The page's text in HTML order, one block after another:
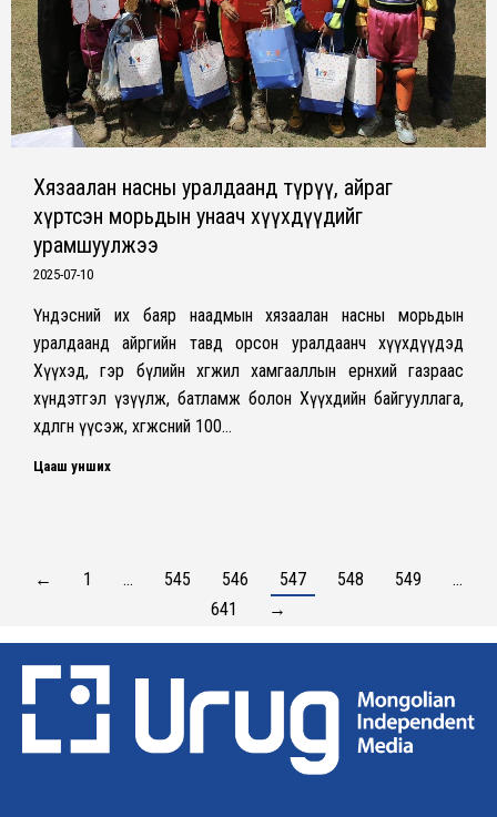
Хязаалан насны уралдаанд түрүү, айраг
хүртсэн морьдын унаач хүүхдүүдийг
урамшуулжээ
2025-07-10
Үндэсний их баяр наадмын хязаалан насны морьдын
уралдаанд айргийн тавд орсон уралдаанч хүүхдүүдэд
Хүүхэд, гэр бүлийн хөгжил хамгааллын ерөнхий газраас
хүндэтгэл үзүүлж, батламж болон Хүүхдийн байгууллага,
хөдөлгөөн үүсэж, хөгжсөний 100…
Цааш унших
← 1 … 545 546 547 548 549
…
641
→